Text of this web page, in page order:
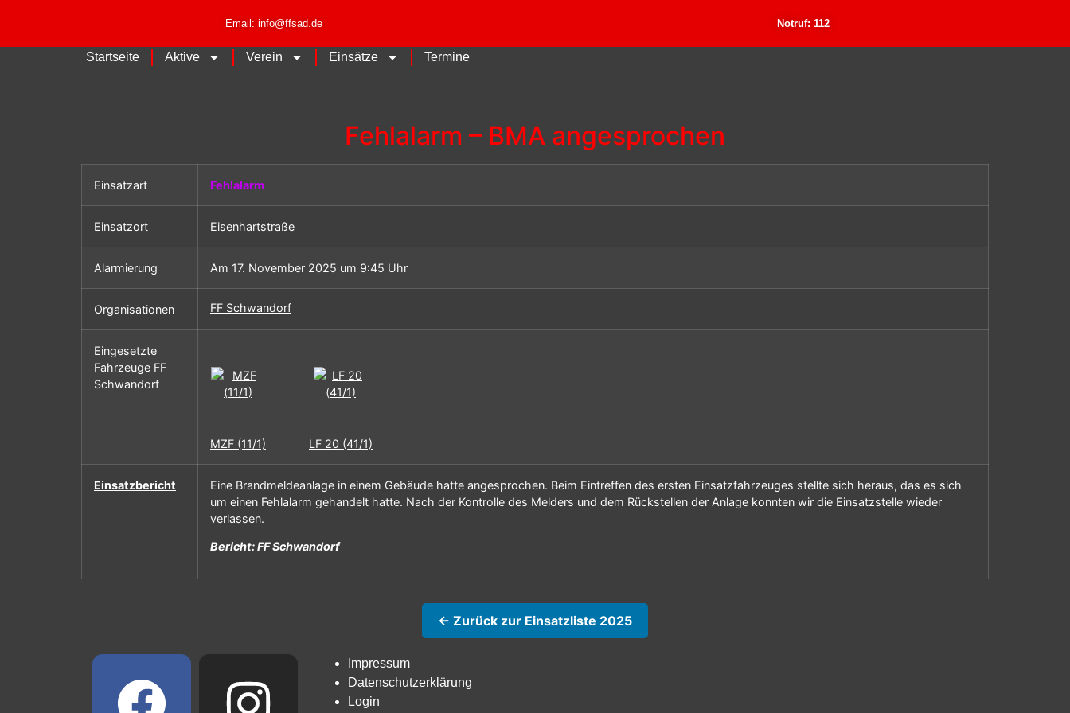
Email: info@ffsad.de Notruf: 112
Startseite Aktive Verein Einsätze Termine
Fehlalarm – BMA angesprochen
Einsatzart Fehlalarm
Einsatzort Eisenhartstraße
Alarmierung Am 17. November 2025 um 9:45 Uhr
Organisationen FF Schwandorf
Eingesetzte
Fahrzeuge FF
Schwandorf
MZF (11/1) LF 20 (41/1)
Einsatzbericht
Eine Brandmeldeanlage in einem Gebäude hatte angesprochen. Beim Eintreffen des ersten Einsatzfahrzeuges stellte sich heraus, das es sich
um einen Fehlalarm gehandelt hatte. Nach der Kontrolle des Melders und dem Rückstellen der Anlage konnten wir die Einsatzstelle wieder
verlassen.
Bericht: FF Schwandorf
← Zurück zur Einsatzliste 2025
Impressum
Datenschutzerklärung
Login